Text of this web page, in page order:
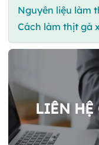
Nguyên liệu làm
Cách làm thịt gà
LIÊN HỆ